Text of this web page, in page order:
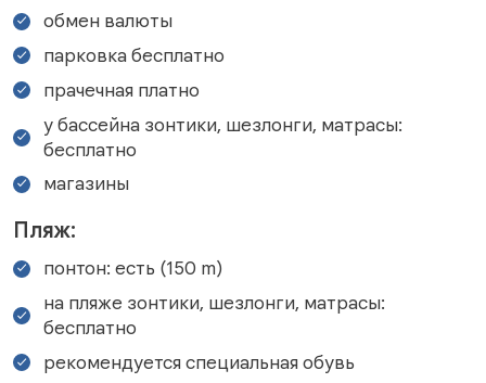
обмен валюты
парковка бесплатно
прачечная платно
у бассейна зонтики, шезлонги, матрасы:
бесплатно
магазины
Пляж:
понтон: есть (150 m)
на пляже зонтики, шезлонги, матрасы:
бесплатно
рекомендуется специальная обувь